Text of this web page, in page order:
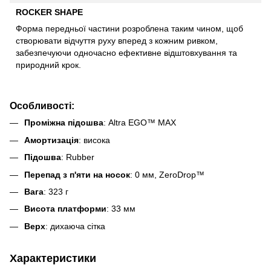
ROCKER SHAPE
Форма передньої частини розроблена таким чином, щоб
створювати відчуття руху вперед з кожним ривком,
забезпечуючи одночасно ефективне відштовхування та
природний крок.
Особливості:
Проміжна підошва: Altra EGO™ MAX
Амортизація: висока
Підошва: Rubber
Перепад з п'яти на носок: 0 мм, ZeroDrop™
Вага: 323 г
Висота платформи: 33 мм
Верх: дихаюча сітка
Характеристики